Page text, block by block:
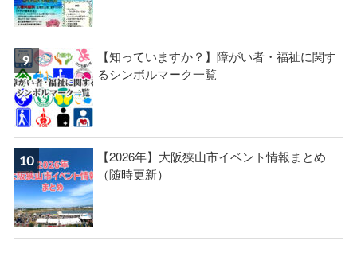
【知っていますか？】障がい者・福祉に関す
るシンボルマーク一覧
【2026年】大阪狭山市イベント情報まとめ
（随時更新）